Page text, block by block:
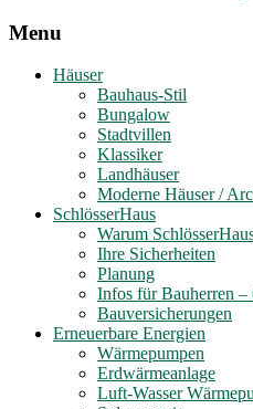
Menu
Häuser
Bauhaus-Stil
Bungalow
Stadtvillen
Klassiker
Landhäuser
Moderne Häuser /
SchlösserHaus
Warum
Ihre Sicherheiten
Planung
Infos für Bauherren –
Bauversicherungen
Erneuerbare Energien
Wärmepumpen
Erdwärmeanlage
Luft-Wasser